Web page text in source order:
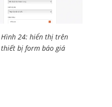
Hình 24: hiển thị trên
thiết bị form báo giá